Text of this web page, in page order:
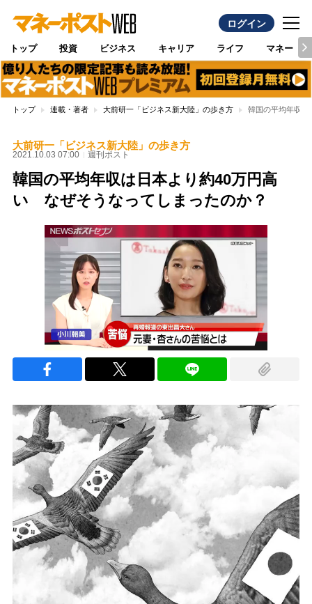
ログイン
トップ 投資 ビジネス キャリア ライフ マネー
トップ 連載・著者 大前研一「ビジネス新大陸」の歩き方 韓国の平均年収
大前研一「ビジネス新大陸」の歩き方
2021.10.03 07:00 週刊ポスト
韓国の平均年収は日本より約40万円高
い なぜそうなってしまったのか？